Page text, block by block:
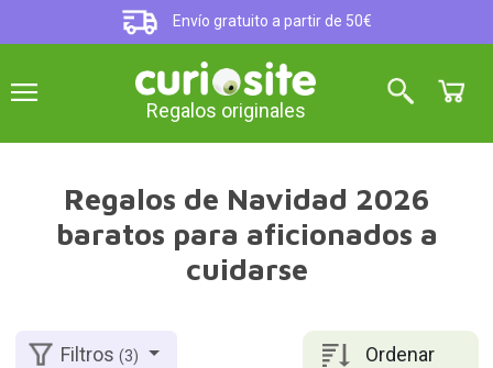
Envío gratuito a partir de 50€
Regalos originales
Regalos de Navidad 2026
baratos para aficionados a
cuidarse
Ordenar
Filtros(3)